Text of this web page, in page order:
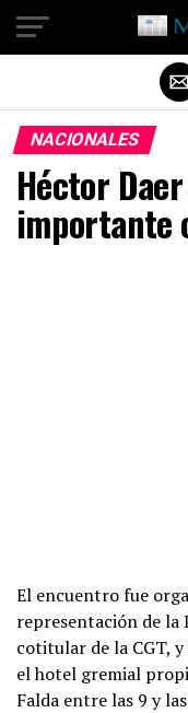
NACIONALES
Héctor
importante
El encuentro fue
representación de la
cotitular de la CGT,
el hotel gremial
Falda entre las 9 y